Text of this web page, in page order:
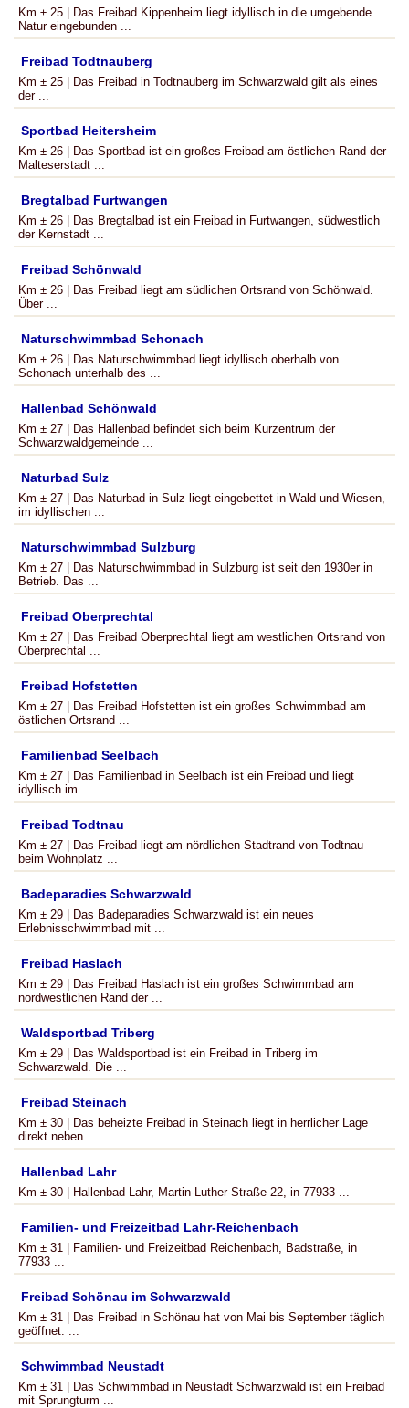
Km ± 25 | Das Freibad Kippenheim liegt idyllisch in die umgebende
Natur eingebunden ...
Freibad Todtnauberg
Km ± 25 | Das Freibad in Todtnauberg im Schwarzwald gilt als eines
der ...
Sportbad Heitersheim
Km ± 26 | Das Sportbad ist ein großes Freibad am östlichen Rand der
Malteserstadt ...
Bregtalbad Furtwangen
Km ± 26 | Das Bregtalbad ist ein Freibad in Furtwangen, südwestlich
der Kernstadt ...
Freibad Schönwald
Km ± 26 | Das Freibad liegt am südlichen Ortsrand von Schönwald.
Über ...
Naturschwimmbad Schonach
Km ± 26 | Das Naturschwimmbad liegt idyllisch oberhalb von
Schonach unterhalb des ...
Hallenbad Schönwald
Km ± 27 | Das Hallenbad befindet sich beim Kurzentrum der
Schwarzwaldgemeinde ...
Naturbad Sulz
Km ± 27 | Das Naturbad in Sulz liegt eingebettet in Wald und Wiesen,
im idyllischen ...
Naturschwimmbad Sulzburg
Km ± 27 | Das Naturschwimmbad in Sulzburg ist seit den 1930er in
Betrieb. Das ...
Freibad Oberprechtal
Km ± 27 | Das Freibad Oberprechtal liegt am westlichen Ortsrand von
Oberprechtal ...
Freibad Hofstetten
Km ± 27 | Das Freibad Hofstetten ist ein großes Schwimmbad am
östlichen Ortsrand ...
Familienbad Seelbach
Km ± 27 | Das Familienbad in Seelbach ist ein Freibad und liegt
idyllisch im ...
Freibad Todtnau
Km ± 27 | Das Freibad liegt am nördlichen Stadtrand von Todtnau
beim Wohnplatz ...
Badeparadies Schwarzwald
Km ± 29 | Das Badeparadies Schwarzwald ist ein neues
Erlebnisschwimmbad mit ...
Freibad Haslach
Km ± 29 | Das Freibad Haslach ist ein großes Schwimmbad am
nordwestlichen Rand der ...
Waldsportbad Triberg
Km ± 29 | Das Waldsportbad ist ein Freibad in Triberg im
Schwarzwald. Die ...
Freibad Steinach
Km ± 30 | Das beheizte Freibad in Steinach liegt in herrlicher Lage
direkt neben ...
Hallenbad Lahr
Km ± 30 | Hallenbad Lahr, Martin-Luther-Straße 22, in 77933 ...
Familien- und Freizeitbad Lahr-Reichenbach
Km ± 31 | Familien- und Freizeitbad Reichenbach, Badstraße, in
77933 ...
Freibad Schönau im Schwarzwald
Km ± 31 | Das Freibad in Schönau hat von Mai bis September täglich
geöffnet. ...
Schwimmbad Neustadt
Km ± 31 | Das Schwimmbad in Neustadt Schwarzwald ist ein Freibad
mit Sprungturm ...